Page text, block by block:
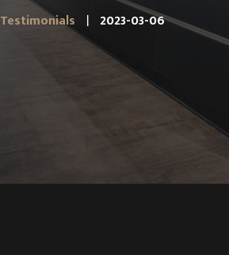
Testimonials 2023-03-06